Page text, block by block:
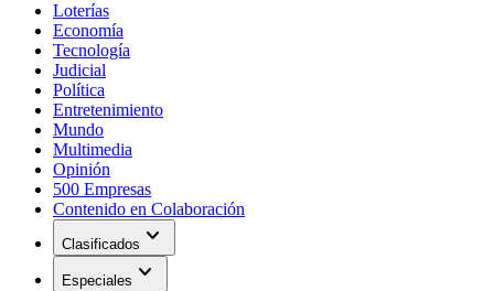
Loterías
Economía
Tecnología
Judicial
Política
Entretenimiento
Mundo
Multimedia
Opinión
500 Empresas
Contenido en Colaboración
Clasificados expand_more
Especiales expand_more